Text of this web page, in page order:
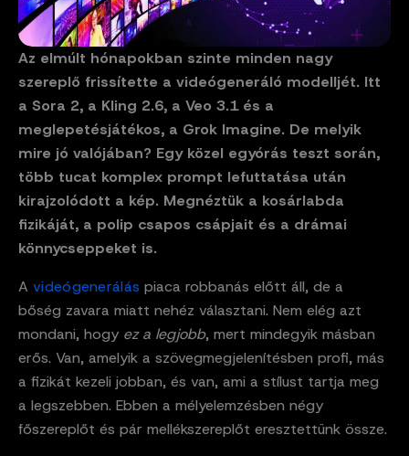
Az elmúlt hónapokban szinte minden nagy
szereplő frissítette a videógeneráló modelljét. Itt
a Sora 2, a Kling 2.6, a Veo 3.1 és a
meglepetésjátékos, a Grok Imagine. De melyik
mire jó valójában? Egy közel egyórás teszt során,
több tucat komplex prompt lefuttatása után
kirajzolódott a kép. Megnéztük a kosárlabda
fizikáját, a polip csapos csápjait és a drámai
könnycseppeket is.
A videógenerálás piaca robbanás előtt áll, de a
bőség zavara miatt nehéz választani. Nem elég azt
mondani, hogy ez a legjobb, mert mindegyik másban
erős. Van, amelyik a szövegmegjelenítésben profi, más
a fizikát kezeli jobban, és van, ami a stílust tartja meg
a legszebben. Ebben a mélyelemzésben négy
főszereplőt és pár mellékszereplőt eresztettünk össze.